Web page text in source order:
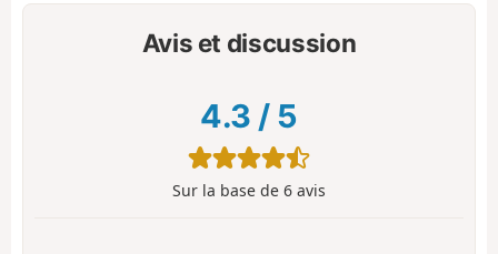
Avis et discussion
4.3 / 5
Sur la base de 6 avis